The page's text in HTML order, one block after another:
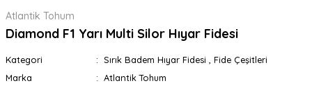
Atlantik Tohum
Diamond F1 Yarı Multi Silor Hıyar Fidesi
Kategori Sırık Badem Hıyar Fidesi
Fide Çeşitleri
Marka
Atlantik Tohum